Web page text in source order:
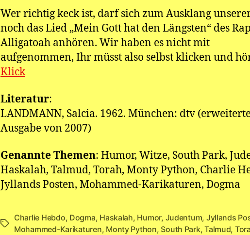
Wer richtig keck ist, darf sich zum Ausklang
noch das Lied „Mein Gott hat den Längsten“ des
Alligatoah anhören. Wir haben es nicht mit
aufgenommen, Ihr müsst also selbst klicken und
Klick
Literatur:
LANDMANN, Salcia. 1962. München: dtv
Ausgabe von 2007)
Genannte Themen: Humor, Witze, South Park,
Haskalah, Talmud, Torah, Monty Python, Charlie
Jyllands Posten, Mohammed-Karikaturen, Dogma
Schlagwörter
Charlie Hebdo, Dogma, Haskalah, Humor, Judentum, Jyllands
Mohammed-Karikaturen, Monty Python, South Park,Talmud,